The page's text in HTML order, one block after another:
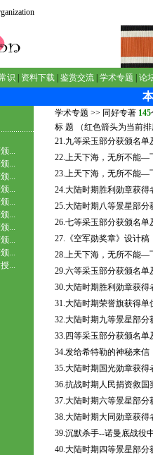
识 资料下载 鉴赏交流 学术专题
论
...
...
...
...
...
...
...
...
...
...
学术专题 >> 同好专著 145
标 题 （红色箭头为当前
21.九等采玉部分获颁名单
22.上天下海，无所不能—
23.上天下海，无所不能—
24.大陆时期胜利勋章获得
25.大陆时期八等景星部分
26.七等采玉部分获颁名单
27.《空军勋奖章》设计稿
28.上天下海，无所不能—
29.六等采玉部分获颁名单
30.大陆时期胜利勋章获得
31.大陆时期荣誉旗获得单
32.大陆时期九等景星部分
33.四等采玉部分获颁名单
34.发给希特勒的神秘来信
35.大陆时期国光勋章获得
36.抗战时期人民捐资救
37.大陆时期六等景星部分
38.大陆时期大同勋章获得
39.沉默杀手--诺曼底战役
40.大陆时期四等景星部分